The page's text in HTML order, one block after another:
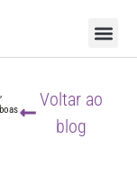
Voltar ao
blog